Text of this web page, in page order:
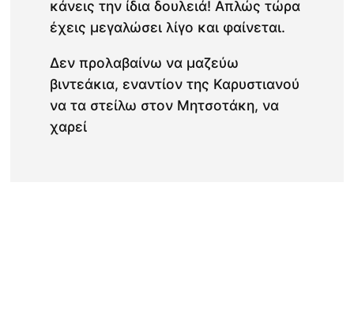
κάνεις την ίδια δουλειά! Απλώς τώρα
έχεις μεγαλώσει λίγο και φαίνεται.
Δεν προλαβαίνω να μαζεύω
βιντεάκια, εναντίον της Καρυστιανού
να τα στείλω στον Μητσοτάκη, να
χαρεί